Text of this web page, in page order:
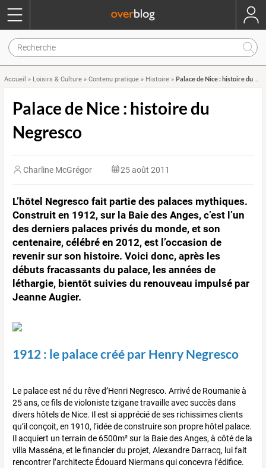
Accueil » Loisirs & Culture » Contenu pratique » Histoire » Palace de Nice : histoire du Negresco
Palace de Nice : histoire du
Negresco
Charline McGrégor 25 août 2011
L’hôtel Negresco fait partie des palaces mythiques.
Construit en 1912, sur la Baie des Anges, c’est l’un
des derniers palaces privés du monde, et son
centenaire, célébré en 2012, est l’occasion de
revenir sur son histoire. Voici donc, après les
débuts fracassants du palace, les années de
léthargie, bientôt suivies du renouveau impulsé par
Jeanne Augier.
1912 : le palace créé par Henry Negresco
Le palace est né du rêve d’Henri Negresco. Arrivé de Roumanie à
25 ans, ce fils de violoniste tzigane travaille avec succès dans
divers hôtels de Nice. Il est si apprécié de ses richissimes clients
qu’il conçoit, en 1910, l’idée de construire son propre hôtel palace.
Il acquiert un terrain de 6500m² sur la Baie des Anges, à côté de la
villa Masséna, et le financier du projet, Alexandre Darracq, lui fait
rencontrer l’architecte Édouard Niermans qui concevra l’édifice.